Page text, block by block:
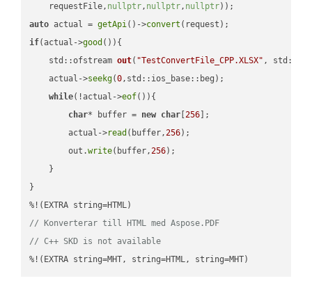
    requestFile,
nullptr, nullptr, nullptr))
auto actual = getApi()->convert
if(actual->good ()){
std::ofstream out( "TestConvertFile_CPP.XLSX" ,
    actual->
seekg(0,std::ios_base::beg);
while(!actual->eof()){
char* buffer = new char [256 ];
        actual->
read (buffer,256);
        out.
write(buffer,256);
    }
}
// Konverterar till HTML med Aspose.PDF
// C++ SKD is not available
%!(EXTRA string=MHT, string=HTML, string=MHT)